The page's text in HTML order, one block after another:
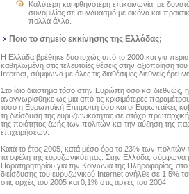
Καλύτερη και φθηνότερη επικοινωνία, με
συνομιλίας σε συνδυασμό με εικόνα και
πολλά άλλα.
Ποιο το σημείο εκκίνησης της Ελλάδας;
Η Ελλάδα βρέθηκε δυστυχώς από το 2000 και για
καθηλωμένη στις τελευταίες θέσεις στην αξιοποίηση
Internet, σύμφωνα με όλες τις διαθέσιμες διεθνείς
Στο ίδιο διάστημα τόσο στην Ευρώπη όσο και διεθνώς,
αναγνωρίσθηκε ως μια από τις κρισιμότερες
τόσο η Ευρωπαϊκή Επιτροπή όσο και οι Ευρωπαϊκές
τη διείσδυση της ευρυζωνικότητας σε στόχο
της ποιότητας ζωής των πολιτών και την αύξηση της
επιχειρήσεων.
Κατά το έτος 2005, κατά μέσο όρο το 23% των
τα οφέλη της ευρυζωνικότητας. Στην Ελλάδα, σύμφωνα
Παρατηρητηρίου για την Κοινωνία της Πληροφορίας,
διείσδυσης του ευρυζωνικού Internet ανήλθε σε 1,5%
στις αρχές του 2005 και 0,1% στις αρχές του 2004.